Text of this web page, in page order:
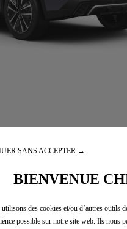
POUR
SANS ACCEPTER →
BIENVENUE
des cookies et/ou d’autres outils
possible sur notre site web. Ils nous